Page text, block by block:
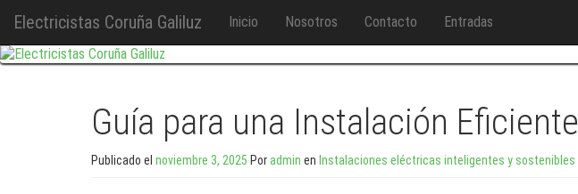
Electricistas Coruña Galiluz
n
u
contenido
Inicio Nosotros Contacto Entradas
Guía para una Instalación Eficiente
Publicado el noviembre 3, 2025 Poradmin en Instalaciones eléctricas inteligentes y sostenibles